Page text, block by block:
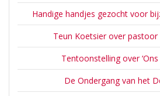
Handige handjes gezocht voor
Teun Koetsier over pastoor
Tentoonstelling over ‘Ons
De Ondergang van het